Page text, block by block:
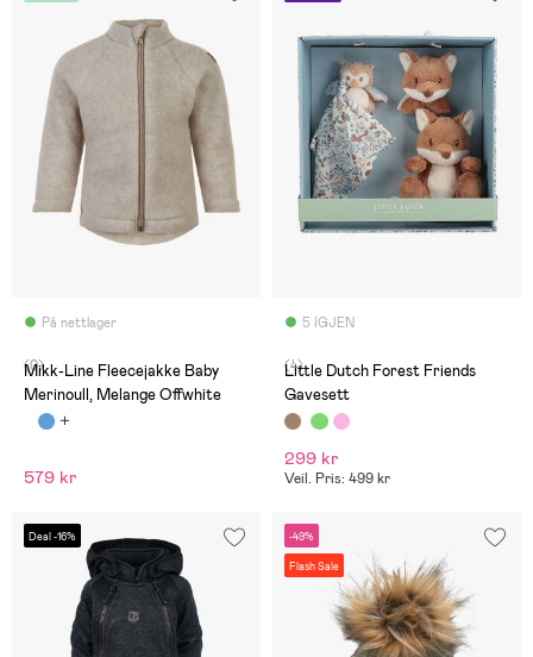
På nettlager
(0)
Mikk-Line Fleecejakke Baby
Merinoull, Melange Offwhite
579 kr
5 IGJEN
(4)
Little Dutch Forest Friends
Gavesett
299 kr
Veil. Pris: 499 kr
Deal -16% -49%
Flash Sale